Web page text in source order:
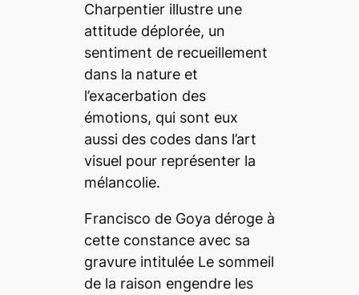
Charpentier illustre une
attitude déplorée, un
sentiment de recueillement
dans la nature et
l’exacerbation des
émotions, qui sont eux
aussi des codes dans l’art
visuel pour représenter la
mélancolie.
Francisco de Goya déroge à
cette constance avec sa
gravure intitulée Le sommeil
de la raison engendre les